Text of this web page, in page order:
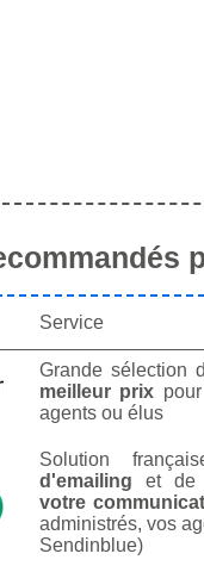
Service
Grande sélection
meilleur prix
agents ou élus
Solution
d'emailing et de
votre
administrés, vos
Sendinblue)